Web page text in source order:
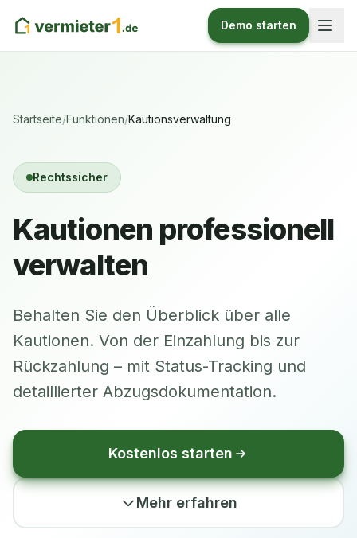
Demo starten
Startseite/Funktionen/Kautionsverwaltung
Rechtssicher
Kautionen professionell
verwalten
Behalten Sie den Überblick über alle
Kautionen. Von der Einzahlung bis zur
Rückzahlung – mit Status-Tracking und
detaillierter Abzugsdokumentation.
Kostenlos starten
Mehr erfahren